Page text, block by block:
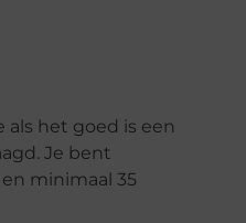
het goed is een
Je bent
minimaal 35